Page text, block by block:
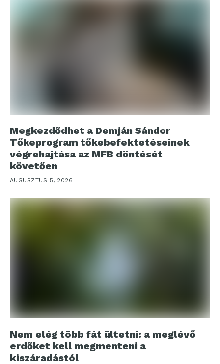
Megkezdődhet a Demján Sándor
Tőkeprogram tőkebefektetéseinek
végrehajtása az MFB döntését
követően
AUGUSZTUS 5, 2026
Nem elég több fát ültetni: a meglévő
erdőket kell megmenteni a
kiszáradástól